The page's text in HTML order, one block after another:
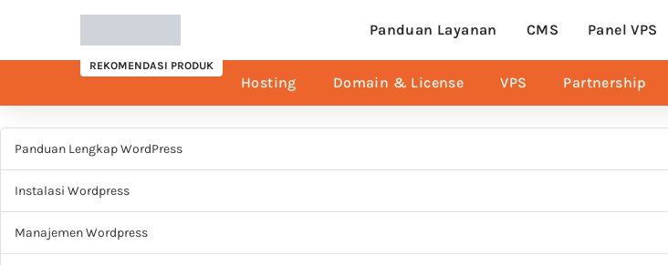
Panduan Layanan CMS Panel VPS
REKOMENDASI PRODUK
Hosting Domain & License VPS Partnership
Panduan Lengkap WordPress
Instalasi Wordpress
Manajemen Wordpress